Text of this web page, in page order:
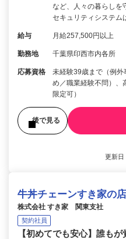
など、人々の暮らし
セキュリティシステ
給与 月給257,500円以上
勤務地 千葉県印西市内各所
応募資格
未経験39歳まで（例
め／職業経験不問）
限定可）
後で見る
更新
牛丼チェーンすき家の
株式会社 すき家 関東支社
契約社員
【初めてでも安心】誰も